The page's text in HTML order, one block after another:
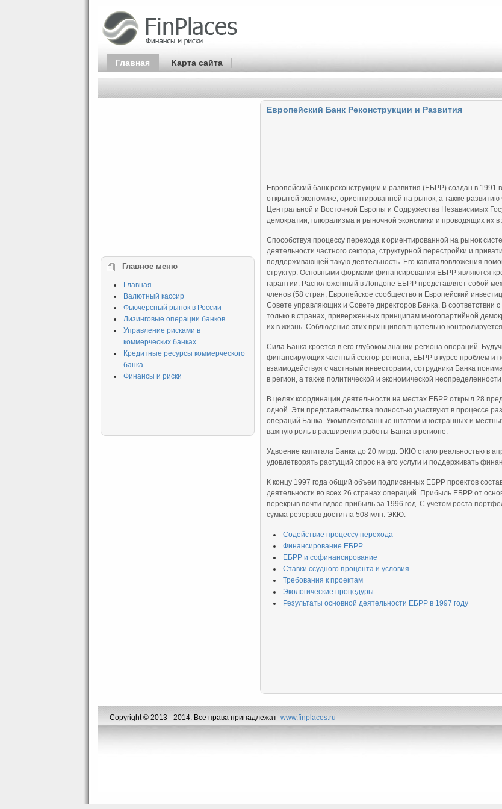
Главная Карта сайта
Европейский Банк Реконструкции и Развития
Европейский банк реконструкции и развития (ЕБРР) создан в 1991
открытой экономике, ориентированной на рынок, а также
Центральной и Восточной Европы и Содружества Независимых
демократии, плюрализма и рыночной экономики и проводящих их в
Способствуя процессу перехода к ориентированной на рынок
деятельности частного сектора, структурной перестройки и
поддерживающей такую деятельность. Его капиталовложения
структур. Основными формами финансирования ЕБРР являются
гарантии. Расположенный в Лондоне ЕБРР представляет собой
членов (58 стран, Европейское сообщество и Европейский
Совете управляющих и Совете директоров Банка. В
только в странах, приверженных принципам многопартийной
их в жизнь. Соблюдение этих принципов тщательно
Сила Банка кроется в его глубоком знании региона операций.
финансирующих частный сектор региона, ЕБРР в курсе проблем и
взаимодействуя с частными инвесторами, сотрудники Банка
в регион, а также политической и экономической
В целях координации деятельности на местах ЕБРР открыл 28
одной. Эти представительства полностью участвуют в процессе
операций Банка. Укомплектованные штатом иностранных и
важную роль в расширении работы Банка в регионе.
Удвоение капитала Банка до 20 млрд. ЭКЮ стало реальностью в
удовлетворять растущий спрос на его услуги и поддерживать
К концу 1997 года общий объем подписанных ЕБРР проектов
деятельности во всех 26 странах операций. Прибыль ЕБРР от
перекрыв почти вдвое прибыль за 1996 год. С учетом роста
сумма резервов достигла 508 млн. ЭКЮ.
Содействие процессу перехода
Финансирование ЕБРР
ЕБРР и софинансирование
Ставки ссудного процента и условия
Требования к проектам
Экологические процедуры
Результаты основной деятельности ЕБРР в 1997 году
Главное меню
Главная
Валютный кассир
Фьючерсный рынок в России
Лизинговые операции банков
Управление рисками в
коммерческих банках
Кредитные ресурсы коммерческого
банка
Финансы и риски
Copyright © 2013 - 2014. Все права принадлежат www.finplaces.ru